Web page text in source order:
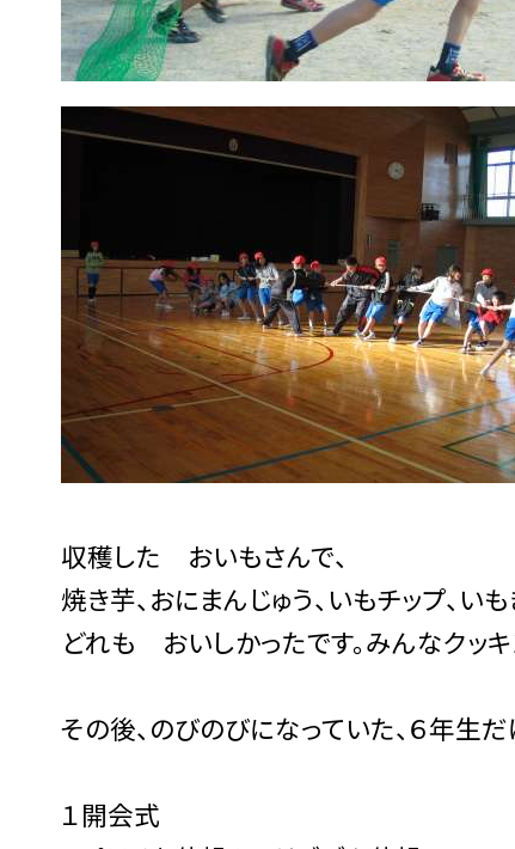
収穫した おいもさんで、
焼き芋、おにまんじゅう、いもチップ、い
どれも おいしかったです。みんなクッキ
その後、のびのびになっていた、６年生
１開会式